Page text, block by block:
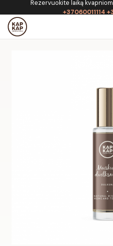
Rezervuokite laiką
+37060011114